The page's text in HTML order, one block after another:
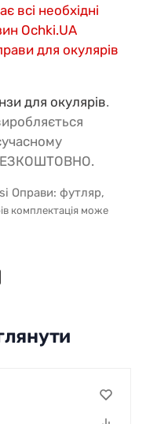
всі необхідні
Ochki.UA
для окулярів
для окулярів.
Оправи: футляр,
комплектація може